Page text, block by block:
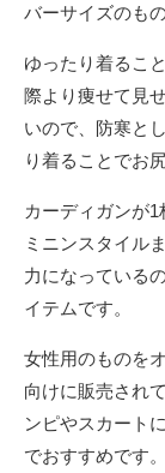
バーサイズのも
ゆったり着るこ
際より痩せて見
いので、防寒と
り着ることでお
カーディガンが
ミニンスタイル
力になっている
イテムです。
女性用のものを
向けに販売され
ンピやスカート
でおすすめです。